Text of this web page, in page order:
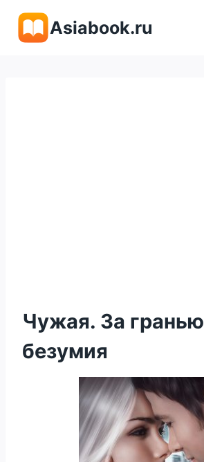
содержимому
Asiabook.ru
Чужая. За гранью
безумия